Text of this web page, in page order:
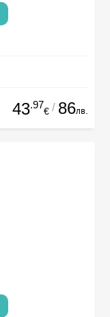
43.97
€ / 86лв.